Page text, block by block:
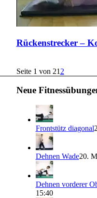
Rückenstrecker –
Seite 1 von 21 2
Neue
Frontstütz diagonal
Dehnen Wade20.
Dehnen vorderer
15:40